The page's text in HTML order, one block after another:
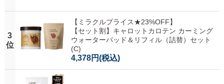
3
位
【ミラクルプライス★23%OFF】
【セット割】キャロットカロテン カーミング
ウォーターパッド＆リフィル（詰替）セット
(C)
4,378円(税込)